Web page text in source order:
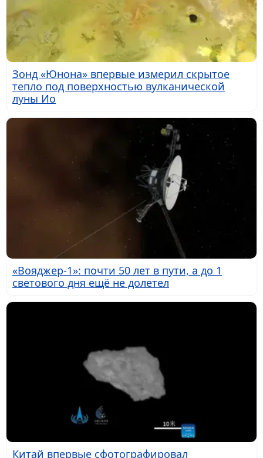
Зонд «Юнона» впервые измерил скрытое
тепло под поверхностью вулканической
луны Ио
«Вояджер-1»: почти 50 лет в пути, а до 1
светового дня ещё не долетел
Китай впервые сфотографировал